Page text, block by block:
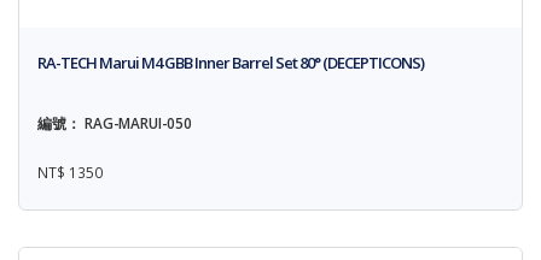
RA-TECH Marui M4 GBB Inner Barrel Set 80° (DECEPTICONS)
編號： RAG-MARUI-050
NT$ 1350